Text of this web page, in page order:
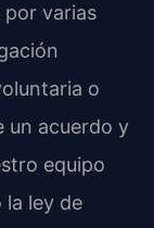
por varias
o
un acuerdo y
equipo
la ley de